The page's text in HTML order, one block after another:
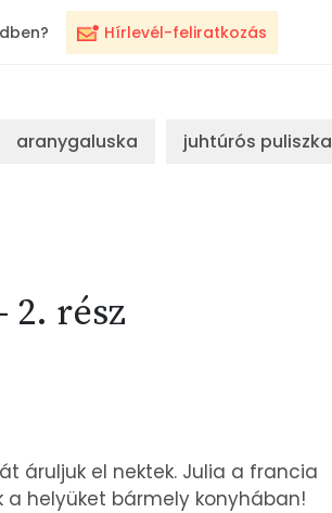
Hírlevél-feliratkozás
aranygaluska juhtúrós puliszka
2. rész
áruljuk el nektek. Julia a francia
helyüket bármely konyhában!